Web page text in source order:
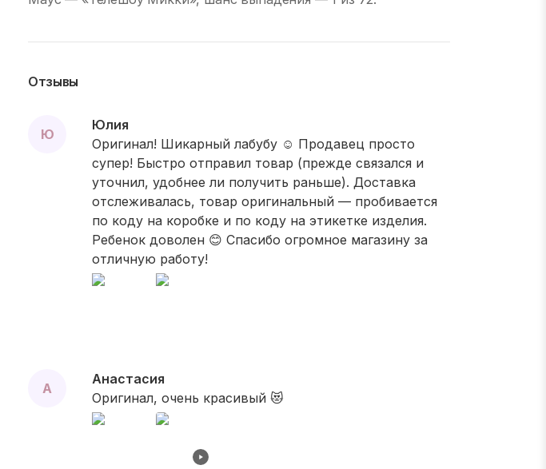
Отзывы
Ю
Юлия
Оригинал! Шикарный лабубу ☺️ Продавец просто
супер! Быстро отправил товар (прежде связался и
уточнил, удобнее ли получить раньше). Доставка
отслеживалась, товар оригинальный — пробивается
по коду на коробке и по коду на этикетке изделия.
Ребенок доволен 😊 Спасибо огромное магазину за
отличную работу!
А
Анастасия
Оригинал, очень красивый 😻